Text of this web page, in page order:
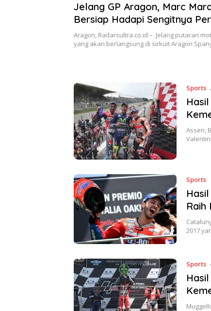
Jelang GP Aragon, Marc
Bersiap Hadapi Sengitnya
Aragon, Radarsultra.co.id – Jelang putaran
yang akan berlangsung di sirkuit Aragon
Sports
Assen,
Sports
Raih
2017
Sports